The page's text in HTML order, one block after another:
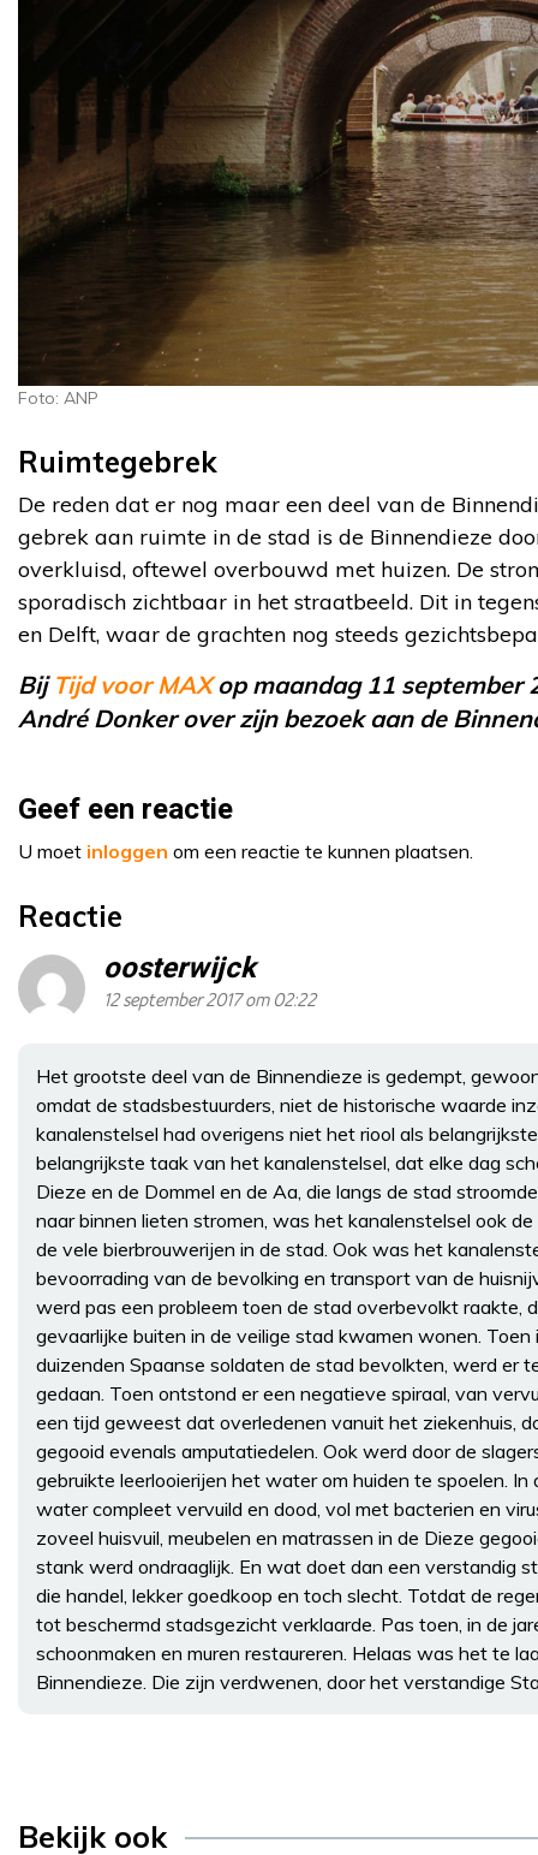
Foto: ANP
Ruimtegebrek
De reden dat er nog maar een deel van de
gebrek aan ruimte in de stad is de Binnendieze
overkluisd, oftewel overbouwd met huizen. De
sporadisch zichtbaar in het straatbeeld. Dit in
en Delft, waar de grachten nog steeds
Bij Tijd voor MAXop maandag 11 september
André Donker over zijn bezoek aan de
Geef een reactie
U moet inloggen om een reactie te kunnen plaatsen.
Reactie
oosterwijck
12 september 2017 om 02:22
Het grootste deel van de Binnendieze is gedempt,
omdat de stadsbestuurders, niet de historische waarde
kanalenstelsel had overigens niet het riool als
belangrijkste taak van het kanalenstelsel, dat elke dag
Dieze en de Dommel en de Aa, die langs de stad
naar binnen lieten stromen, was het kanalenstelsel ook
de vele bierbrouwerijen in de stad. Ook was het
bevoorrading van de bevolking en transport van de
werd pas een probleem toen de stad overbevolkt raakte,
gevaarlijke buiten in de veilige stad kwamen wonen.
duizenden Spaanse soldaten de stad bevolkten, werd er
gedaan. Toen ontstond er een negatieve spiraal, van
een tijd geweest dat overledenen vanuit het ziekenhuis,
gegooid evenals amputatiedelen. Ook werd door de
gebruikte leerlooierijen het water om huiden te spoelen.
water compleet vervuild en dood, vol met bacterien en
zoveel huisvuil, meubelen en matrassen in de Dieze
stank werd ondraaglijk. En wat doet dan een verstandig
die handel, lekker goedkoop en toch slecht. Totdat de
tot beschermd stadsgezicht verklaarde. Pas toen, in de
schoonmaken en muren restaureren. Helaas was het te
Binnendieze. Die zijn verdwenen, door het verstandige
Bekijk ook